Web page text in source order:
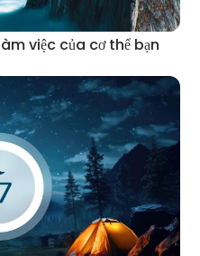
việc của cơ thể bạn